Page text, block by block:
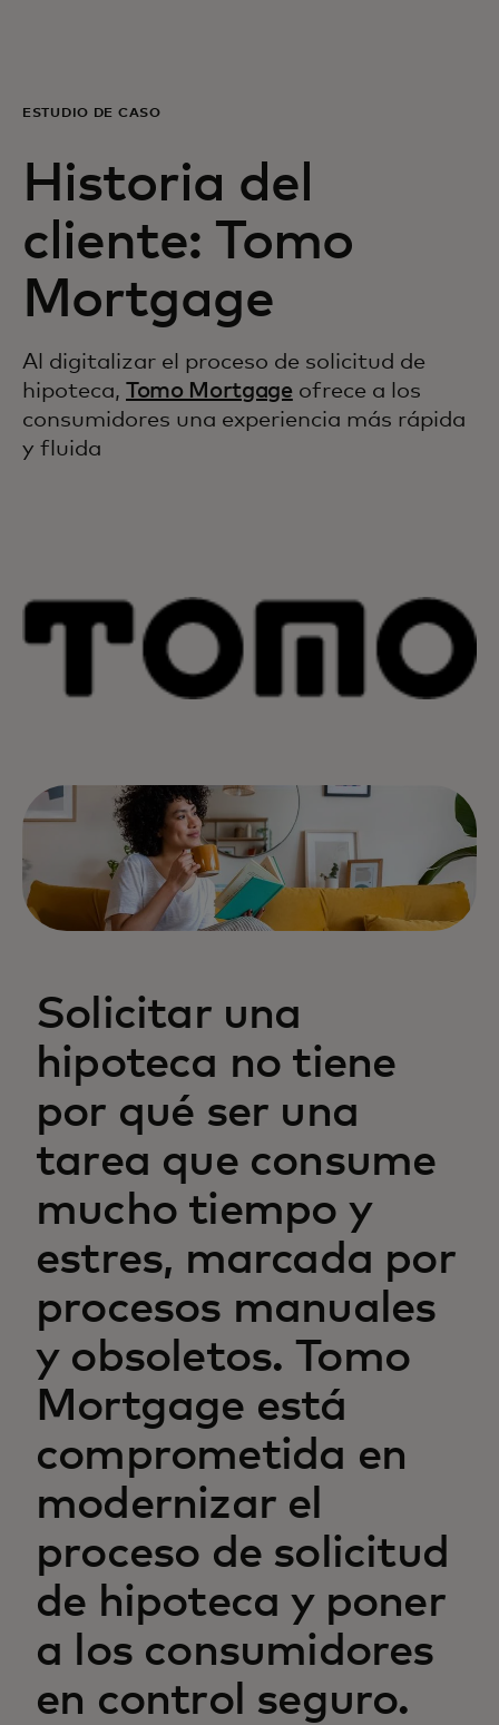
Para empresas
Para el mundo
Para innovadores
Noticias y tendencias
ESTUDIO DE CASO
Historia del
cliente: Tomo
Mortgage
Al digitalizar el proceso de solicitud de
hipoteca, Tomo Mortgageofrece a los
consumidores una experiencia más rápida
y fluida
Solicitar una
hipoteca no tiene
por qué ser una
tarea que consume
mucho tiempo y
estres, marcada por
procesos manuales
y obsoletos. Tomo
Mortgage está
comprometida en
modernizar el
proceso de solicitud
de hipoteca y poner
a los consumidores
en control seguro.